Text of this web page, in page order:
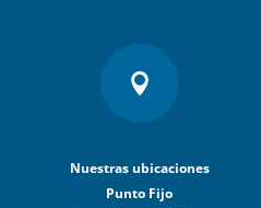

Nuestras ubicaciones
Punto Fijo